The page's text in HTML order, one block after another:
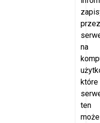
przez
na
które
ten
może